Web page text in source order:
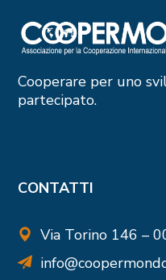
Cooperare per uno
partecipato.
CONTATTI
Via Torino 146 –